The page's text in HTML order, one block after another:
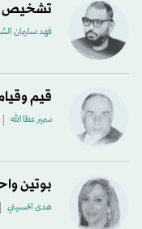
تشخيص
فهد سليمان
قيم
سمير عطا الله
بوتين
هدى الحسيني